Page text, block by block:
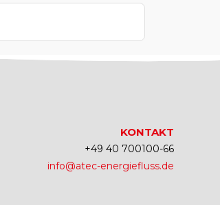
KONTAKT
+49 40 700100-66
info@atec-energiefluss.de